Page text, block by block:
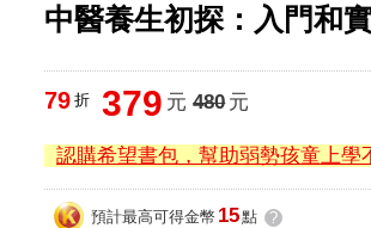
中醫養生初探：入門和
79 折 379 元 480元
認購希望書包，幫助弱勢孩童上學
預計最高可得金幣 15點 ?